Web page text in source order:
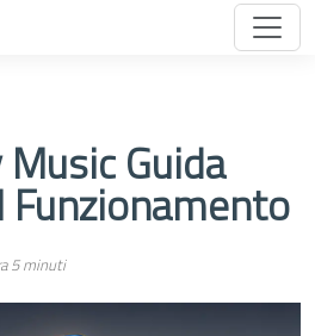
Guida
Funzionamento
5 minuti